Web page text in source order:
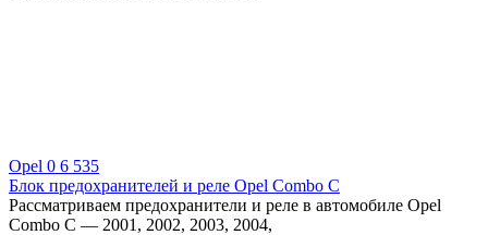
Opel 0 6 535
Блок предохранителей и реле Opel Combo С
Рассматриваем предохранители и реле в автомобиле Opel
Combo С — 2001, 2002, 2003, 2004,